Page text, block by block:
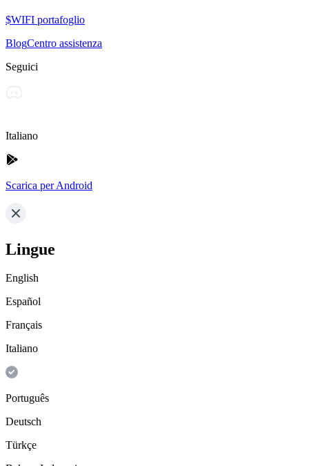
$WIFI portafoglio
BlogCentro assistenza
Seguici
Italiano
Scarica per Android
Lingue
English
Español
Français
Italiano
Português
Deutsch
Türkçe